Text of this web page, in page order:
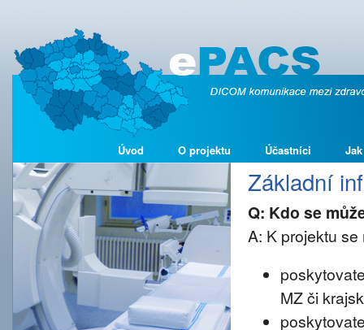
Úvod O projektu Účastníci
Základní
Q: Kdo se
A: K projektu
MZ či